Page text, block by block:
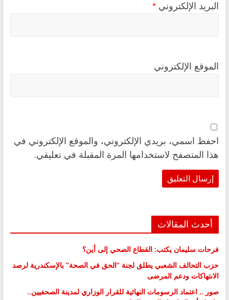
البريد الإلكتروني *
الموقع الإلكتروني
احفظ اسمي، بريدي الإلكتروني، والموقع الإلكتروني في
هذا المتصفح لاستخدامها المرة المقبلة في تعليقي.
أحدث المقالات
فرحات سليمان يكتب: القطاع الصحي إلى أين؟
حزب التحالف الشعبي يطلق لجنة “الحق في الصحة” بالإسكندرية لرصد
الانتهاكات ودعم المرضى
صور .. اعتماد الرسومات النهائية للقرار الوزاري لمدينة الصحفيين..